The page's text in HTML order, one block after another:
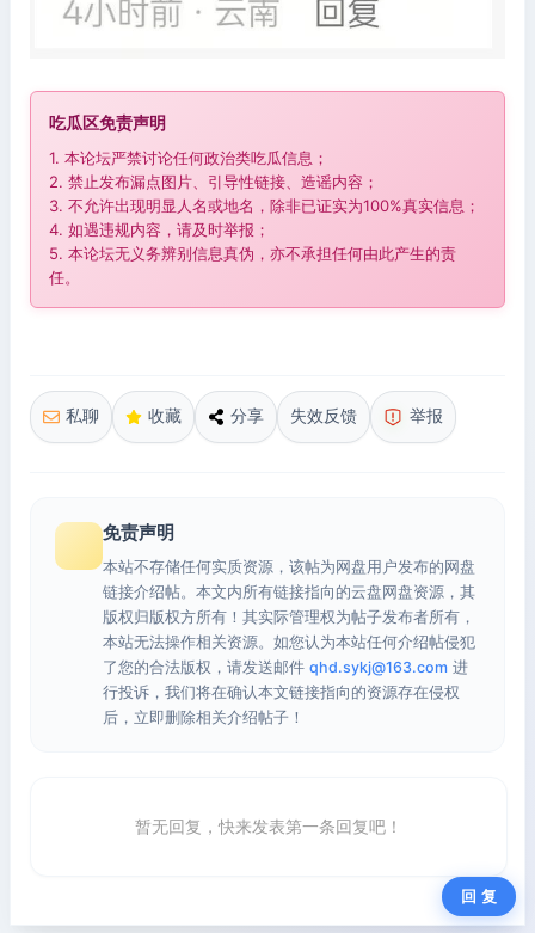
吃瓜区免责声明
1. 本论坛严禁讨论任何政治类吃瓜信息；
2. 禁止发布漏点图片、引导性链接、造谣内容；
3. 不允许出现明显人名或地名，除非已证实为100%真实信息；
4. 如遇违规内容，请及时举报；
5. 本论坛无义务辨别信息真伪，亦不承担任何由此产生的责
任。
私聊 收藏 分享 失效反馈 举报
免责声明
本站不存储任何实质资源，该帖为网盘用户发布的网盘
链接介绍帖。本文内所有链接指向的云盘网盘资源，其
版权归版权方所有！其实际管理权为帖子发布者所有，
本站无法操作相关资源。如您认为本站任何介绍帖侵犯
了您的合法版权，请发送邮件 qhd.sykj@163.com 进
行投诉，我们将在确认本文链接指向的资源存在侵权
后，立即删除相关介绍帖子！
暂无回复，快来发表第一条回复吧！
回 复